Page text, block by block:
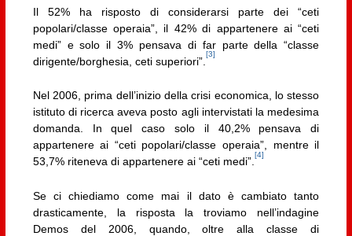
Il 52% ha risposto di considerarsi parte dei “ceti
popolari/classe operaia”, il 42% di appartenere ai “ceti
medi” e solo il 3% pensava di far parte della “classe
dirigente/borghesia, ceti superiori”.
[3]
Nel 2006, prima dell’inizio della crisi economica, lo stesso
istituto di ricerca aveva posto agli intervistati la medesima
domanda. In quel caso solo il 40,2% pensava di
appartenere ai “ceti popolari/classe operaia”, mentre il
53,7% riteneva di appartenere ai “ceti medi”.
[4]
Se ci chiediamo come mai il dato è cambiato tanto
drasticamente, la risposta la troviamo nell’indagine
Demos del 2006, quando, oltre alla classe di